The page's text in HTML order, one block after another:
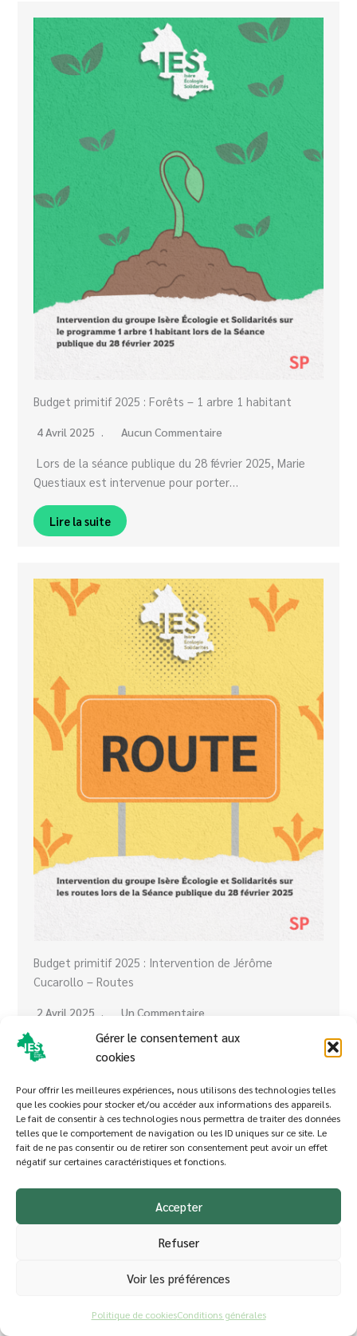
Gérer le consentement aux
cookies
Pour offrir les meilleures expériences, nous utilisons des technologies telles
que les cookies pour stocker et/ou accéder aux informations des appareils.
Le fait de consentir à ces technologies nous permettra de traiter des données
telles que le comportement de navigation ou les ID uniques sur ce site. Le
fait de ne pas consentir ou de retirer son consentement peut avoir un effet
négatif sur certaines caractéristiques et fonctions.
Accepter
Refuser
Voir les préférences
Politique de cookiesConditions générales
Budget primitif 2025 : Forêts – 1 arbre 1 habitant
4 Avril 2025 Aucun Commentaire
Lors de la séance publique du 28 février 2025, Marie
Questiaux est intervenue pour porter…
Lire la suite
Budget primitif 2025 : Intervention de Jérôme
Cucarollo – Routes
2 Avril 2025 Un Commentaire
Lors de la séance publique du 28 février 2025, Jérôme
Cucarollo est intervenu pour porter…
Lire la suite